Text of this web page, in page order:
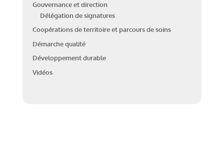
Gouvernance et direction
Délégation de signatures
Coopérations de territoire et parcours de soins
Démarche qualité
Développement durable
Vidéos